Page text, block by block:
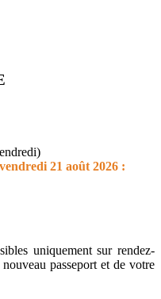
21 août 2026 :
uniquement sur rendez-
passeport et de votre